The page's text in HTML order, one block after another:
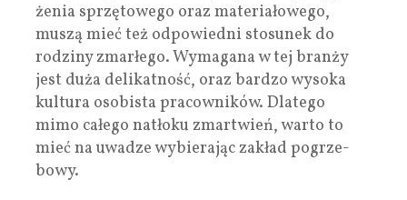
że­nia sprzę­to­wego oraz mate­ria­ło­wego,
muszą mieć też odpo­wiedni sto­su­nek do
rodziny zmar­łego. Wyma­gana w tej branży
jest duża deli­kat­ność, oraz bar­dzo wysoka
kul­tura oso­bi­sta pra­cow­ni­ków. Dla­tego
mimo całego natłoku zmar­twień, warto to
mieć na uwa­dze wybie­ra­jąc zakład pogrze­
bowy.